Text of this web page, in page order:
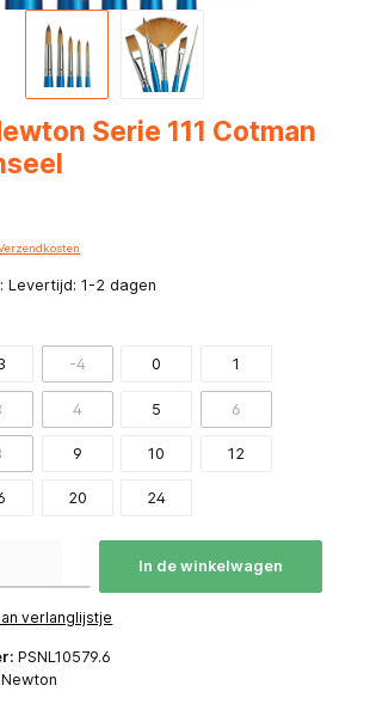
Serie 111 Cotman
Levertijd: 1-2 dagen
-4 0 1
4 5 6
9 10 12
20 24
In de winkelwagen
verlanglijstje
PSNL10579.6